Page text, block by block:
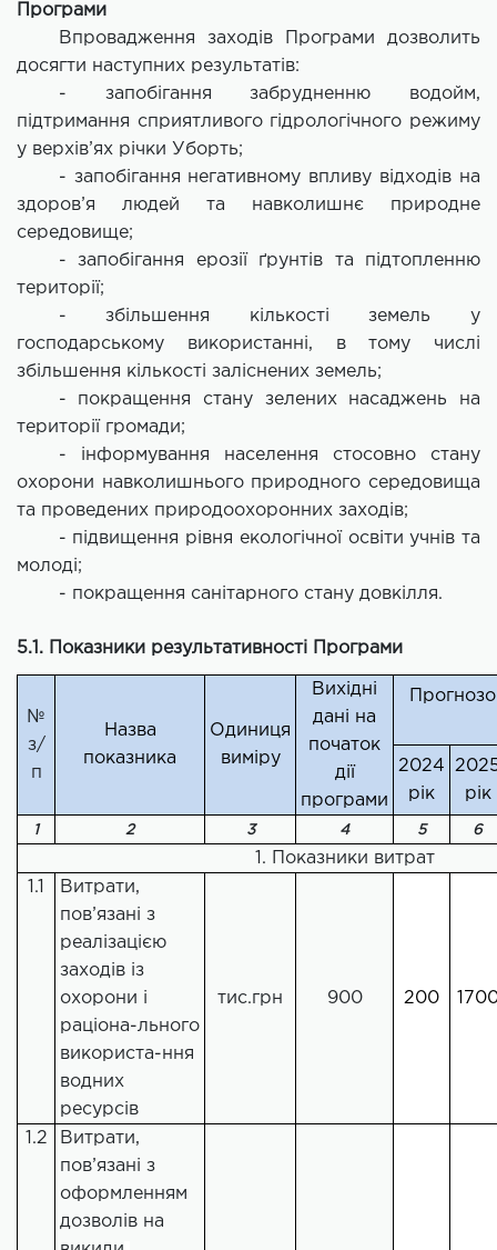
Програми
Впровадження заходів Програми дозволить
досягти наступних результатів:
- запобігання забрудненню водойм,
підтримання сприятливого гідрологічного режиму
у верхів’ях річки Уборть;
- запобігання негативному впливу відходів на
здоров’я людей та навколишнє природне
середовище;
- запобігання ерозії ґрунтів та підтопленню
території;
- збільшення кількості земель у
господарському використанні, в тому числі
збільшення кількості заліснених земель;
- покращення стану зелених насаджень на
території громади;
- інформування населення стосовно стану
охорони навколишнього природного середовища
та проведених природоохоронних заходів;
- підвищення рівня екологічної освіти учнів та
молоді;
- покращення санітарного стану довкілля.
5.1. Показники результативності Програми
№
з/
п
Назва
показника
Одиниця
виміру
Вихідні
дані на
початок
дії
програми
2024
рік
рік
1 2 3 4 5 6
1. Показники витрат
1.1
Витрати,
пов’язані з
реалізацією
заходів із
охорони і
раціона-льного
використа-ння
водних
ресурсів
тис.грн 900 200
1.2
Витрати,
пов’язані з
оформленням
дозволів на